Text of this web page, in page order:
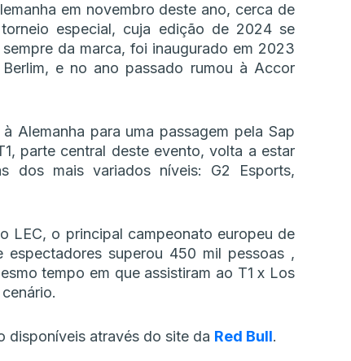
em novembro deste ano, cerca de
especial, cuja edição de 2024 se
da marca, foi inaugurado em 2023
e no ano passado rumou à Accor
Alemanha para uma passagem pela Sap
parte central deste evento, volta a estar
dos mais variados níveis: G2 Esports,
LEC, o principal campeonato europeu de
superou 450 mil pessoas ,
tempo em que assistiram ao T1 x Los
disponíveis através do site da Red Bull.